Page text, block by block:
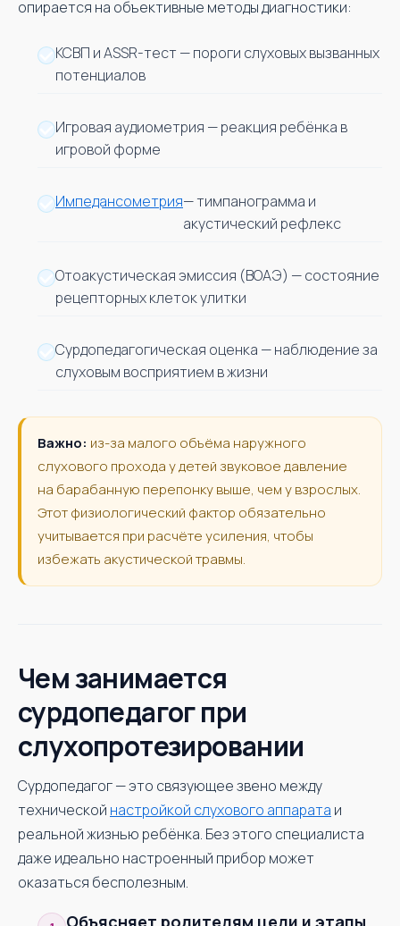
опирается на объективные методы диагностики:
КСВП и ASSR-тест — пороги слуховых вызванных
потенциалов
Игровая аудиометрия — реакция ребёнка в
игровой форме
Импедансометрия— тимпанограмма и
акустический рефлекс
Отоакустическая эмиссия (ВОАЭ) — состояние
рецепторных клеток улитки
Сурдопедагогическая оценка — наблюдение за
слуховым восприятием в жизни
Важно: из-за малого объёма наружного
слухового прохода у детей звуковое давление
на барабанную перепонку выше, чем у взрослых.
Этот физиологический фактор обязательно
учитывается при расчёте усиления, чтобы
избежать акустической травмы.
Чем занимается
сурдопедагог при
слухопротезировании
Сурдопедагог — это связующее звено между
технической настройкой слухового аппарата и
реальной жизнью ребёнка. Без этого специалиста
даже идеально настроенный прибор может
оказаться бесполезным.
Объясняет родителям цели и этапы